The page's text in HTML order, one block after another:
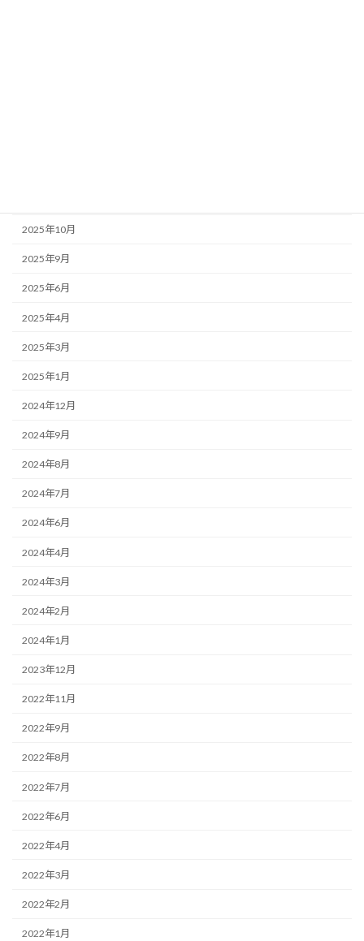
2025年10月
2025年9月
2025年6月
2025年4月
2025年3月
2025年1月
2024年12月
2024年9月
2024年8月
2024年7月
2024年6月
2024年4月
2024年3月
2024年2月
2024年1月
2023年12月
2022年11月
2022年9月
2022年8月
2022年7月
2022年6月
2022年4月
2022年3月
2022年2月
2022年1月